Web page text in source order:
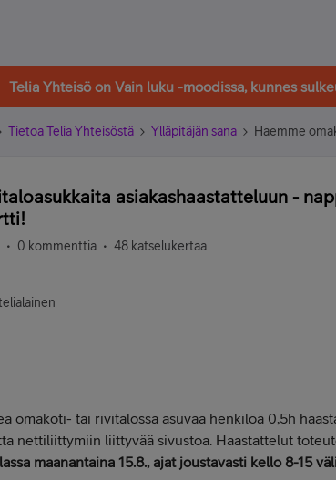
Telia Yhteisö on Vain luku -moodissa, kunnes
Tietoa Telia Yhteisöstä Ylläpitäjän sana Haemme
asiakashaastatteluun -
0 kommenttia 48 katselukertaa
omakoti- tai rivitalossa asuvaa henkilöä 0,5h
nettiliittymiin liittyvää sivustoa. Haastattelut
maanantaina 15.8., ajat joustavasti kello 8-15